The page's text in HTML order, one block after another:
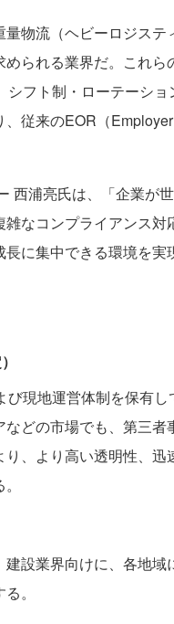
物流（ヘビーロジステ
られる業界だ。これ
フト制・ローテーシ
従来のEOR（
西浦亮氏は、「企業が
なコンプライアンス対
に集中できる環境を実
現地運営体制を保有し
どの市場でも、第三者
、より高い透明性、迅
設業界向けに、各地域
。